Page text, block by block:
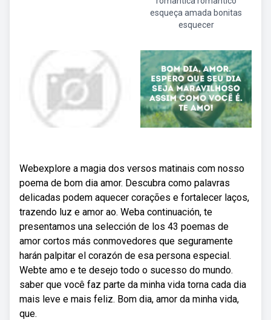
esqueça amada bonitas
esquecer
Webexplore a magia dos versos matinais com nosso
poema de bom dia amor. Descubra como palavras
delicadas podem aquecer corações e fortalecer laços,
trazendo luz e amor ao. Weba continuación, te
presentamos una selección de los 43 poemas de
amor cortos más conmovedores que seguramente
harán palpitar el corazón de esa persona especial.
Webte amo e te desejo todo o sucesso do mundo.
saber que você faz parte da minha vida torna cada dia
mais leve e mais feliz. Bom dia, amor da minha vida,
que.